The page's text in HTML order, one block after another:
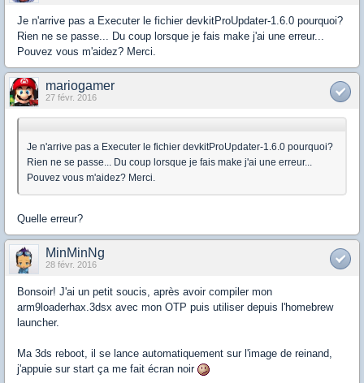
Je n'arrive pas a Executer le fichier devkitProUpdater-1.6.0 pourquoi?
Rien ne se passe... Du coup lorsque je fais make j'ai une erreur...
Pouvez vous m'aidez? Merci.
mariogamer
27 févr. 2016
Je n'arrive pas a Executer le fichier devkitProUpdater-1.6.0 pourquoi?
Rien ne se passe... Du coup lorsque je fais make j'ai une erreur...
Pouvez vous m'aidez? Merci.
Quelle erreur?
MinMinNg
28 févr. 2016
Bonsoir! J'ai un petit soucis, après avoir compiler mon
arm9loaderhax.3dsx avec mon OTP puis utiliser depuis l'homebrew
launcher.
Ma 3ds reboot, il se lance automatiquement sur l'image de reinand,
j'appuie sur start ça me fait écran noir